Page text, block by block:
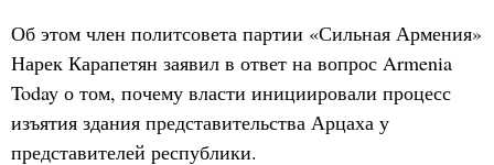
Об этом член политсовета партии «Сильная Армения»
Нарек Карапетян заявил в ответ на вопрос Armenia
Today о том, почему власти инициировали процесс
изъятия здания представительства Арцаха у
представителей республики.